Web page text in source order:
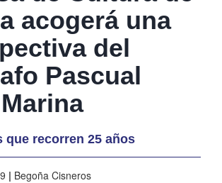
acogerá una
del
Pascual
que recorren 25 años
| Begoña Cisneros